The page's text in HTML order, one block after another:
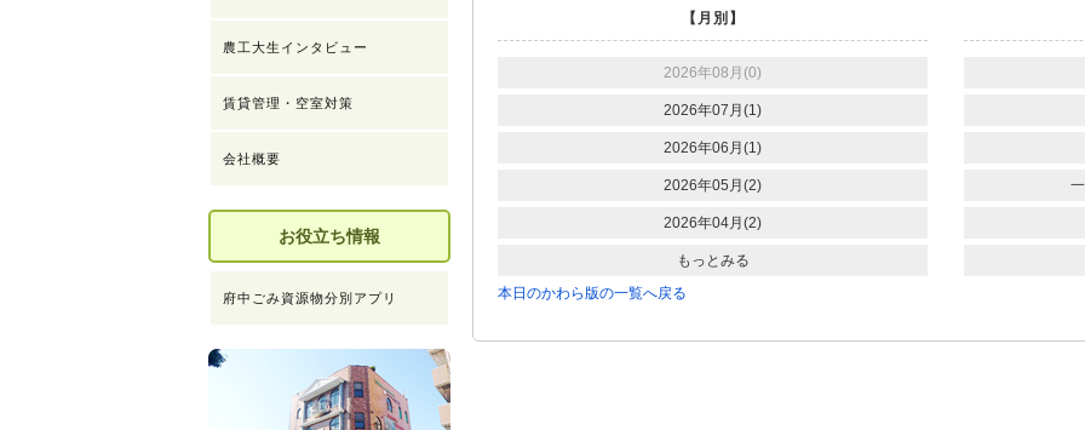
【月別】
2026年08月(0)
2026年07月(1)
2026年06月(1)
2026年05月(2)
2026年04月(2)
もっとみる
本日のかわら版の一覧へ戻る
農工大生インタビュー
賃貸管理・空室対策
会社概要
お役立ち情報
府中ごみ資源物分別アプリ